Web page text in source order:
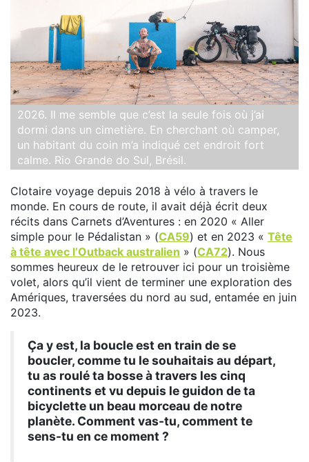
2026. Il me semble que c’est la seule fois où j’ai
dormi dans un cimetière. En cherchant où camper,
un habitant du coin m’a indiqué cet endroit fort
calme. Rio Grande do Sul, Brésil.
Clotaire voyage depuis 2018 à vélo à travers le
monde. En cours de route, il avait déjà écrit deux
récits dans Carnets d’Aventures : en 2020 « Aller
simple pour le Pédalistan » (CA59) et en 2023 « Tête
à tête avec l’Outback australien » (CA72). Nous
sommes heureux de le retrouver ici pour un troisième
volet, alors qu’il vient de terminer une exploration des
Amériques, traversées du nord au sud, entamée en juin
2023.
Ça y est, la boucle est en train de se
boucler, comme tu le souhaitais au départ,
tu as roulé ta bosse à travers les cinq
continents et vu depuis le guidon de ta
bicyclette un beau morceau de notre
planète. Comment vas-tu, comment te
sens-tu en ce moment ?